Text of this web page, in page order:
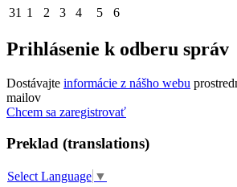
31 1 2 3 4 5 6
Prihlásenie k odberu správ
Dostávajte informácie z nášho webu
mailov
Chcem sa zaregistrovať
Preklad (translations)
Select Language ▼